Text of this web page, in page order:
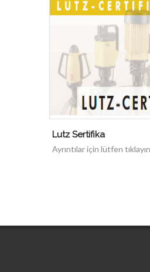
Lutz Sertifika
Ayrıntılar için lütfen tıklayın